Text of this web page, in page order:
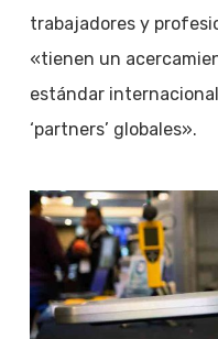
trabajadores y
«tienen un
estándar
‘partners’ globales».